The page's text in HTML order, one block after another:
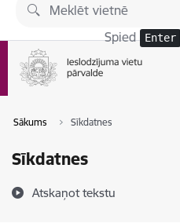
Pāriet uz lapas saturu
Spied Enter
Sākums Sīkdatnes
Sīkdatnes
Atskaņot tekstu